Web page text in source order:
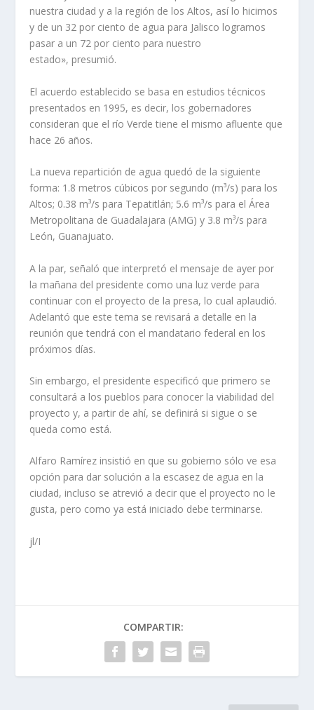
nuestra ciudad y a la región de los Altos, así lo hicimos
y de un 32 por ciento de agua para Jalisco logramos
pasar a un 72 por ciento para nuestro
estado», presumió.
El acuerdo establecido se basa en estudios técnicos
presentados en 1995, es decir, los gobernadores
consideran que el río Verde tiene el mismo afluente que
hace 26 años.
La nueva repartición de agua quedó de la siguiente
forma: 1.8 metros cúbicos por segundo (m³/s) para los
Altos; 0.38 m³/s para Tepatitlán; 5.6 m³/s para el Área
Metropolitana de Guadalajara (AMG) y 3.8 m³/s para
León, Guanajuato.
A la par, señaló que interpretó el mensaje de ayer por
la mañana del presidente como una luz verde para
continuar con el proyecto de la presa, lo cual aplaudió.
Adelantó que este tema se revisará a detalle en la
reunión que tendrá con el mandatario federal en los
próximos días.
Sin embargo, el presidente especificó que primero se
consultará a los pueblos para conocer la viabilidad del
proyecto y, a partir de ahí, se definirá si sigue o se
queda como está.
Alfaro Ramírez insistió en que su gobierno sólo ve esa
opción para dar solución a la escasez de agua en la
ciudad, incluso se atrevió a decir que el proyecto no le
gusta, pero como ya está iniciado debe terminarse.
jl/I
COMPARTIR: